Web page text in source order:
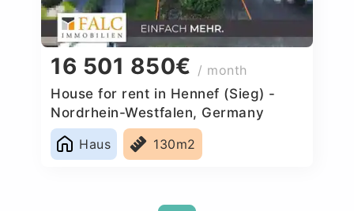
16 501 850€ / month
House for rent in Hennef (Sieg) -
Nordrhein-Westfalen, Germany
Haus
130m2